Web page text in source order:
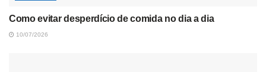
Como evitar desperdício de comida no dia a dia
10/07/2026